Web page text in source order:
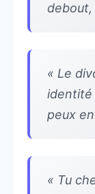
debout,
« Le
identité
peux
« Tu